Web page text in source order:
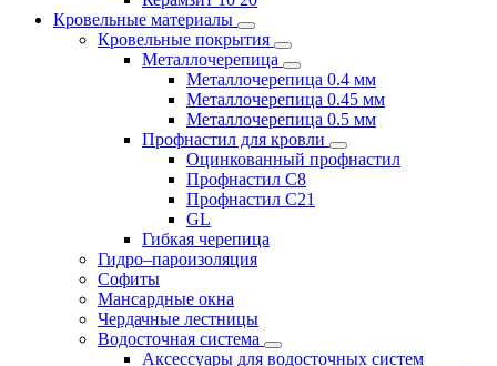
Кровельные материалы
Кровельные покрытия
Металлочерепица
Металлочерепица 0.4 мм
Металлочерепица 0.45 мм
Металлочерепица 0.5 мм
Профнастил для кровли
Оцинкованный профнастил
Профнастил С8
Профнастил С21
GL
Гибкая черепица
Гидро–пароизоляция
Софиты
Мансардные окна
Чердачные лестницы
Водосточная система
Аксессуары для водосточных систем